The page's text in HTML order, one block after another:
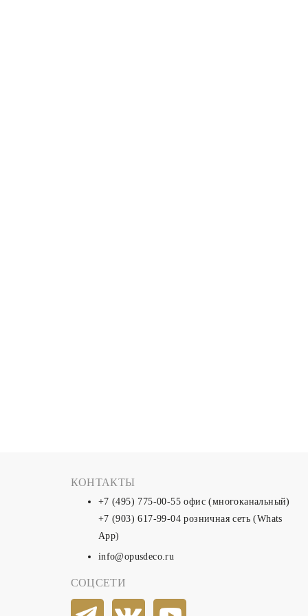
КОНТАКТЫ
+7 (495) 775-00-55 офис (многоканальный)
+7 (903) 617-99-04 розничная сеть (Whats
App)
info@opusdeco.ru
СОЦСЕТИ